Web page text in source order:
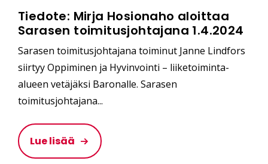
Tiedote: Mirja Hosionaho aloittaa
Sarasen toimitusjohtajana 1.4.2024
Sarasen toimitusjohtajana toiminut Janne Lindfors
siirtyy Oppiminen ja Hyvinvointi – liiketoiminta-
alueen vetäjäksi Baronalle. Sarasen
toimitusjohtajana...
Lue lisää